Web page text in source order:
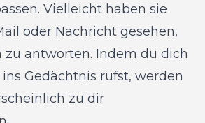
Vielleicht haben sie
oder Nachricht gesehen,
zu antworten. Indem du dich
Gedächtnis rufst, werden
zu dir